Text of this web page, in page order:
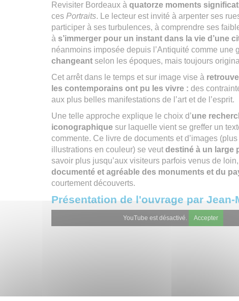
Revisiter Bordeaux à quatorze moments
ces Portraits. Le lecteur est invité à arpenter ses
participer à ses turbulences, à comprendre ses
à s’immerger pour un instant dans la vie d’une
néanmoins imposée depuis l’Antiquité comme une
changeantselon les époques, mais toujours
Cet arrêt dans le temps et sur image vise à
les contemporains ont pu les vivre : des
aux plus belles manifestations de l’art et de l’esprit.
Une telle approche explique le choix d’une
iconographiquesur laquelle vient se greffer un
commente. Ce livre de documents et d’images
illustrations en couleur) se veut destiné à un large
savoir plus jusqu’aux visiteurs parfois venus de
documenté et agréable des monuments et du
courtement découverts.
Présentation de l'ouvrage par Jean-
YouTube est désactivé. Accepter